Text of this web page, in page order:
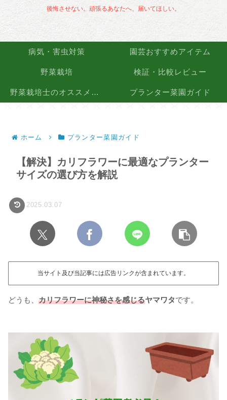
後悔させない。頑張るあなたへ、届いてほしい。
病気・害虫対策 園芸おすすめアイテム
野菜栽培 検証・比較レビュー
野菜栽培士のオススメ品種 プランター菜園ガイド
ホーム プランター菜園ガイド
【解決】カリフラワーに最適なプランター
サイズの選び方を解説
2025.03.07
当サイト及び当記事には広告リンクが含まれています。
どうも、 カリフラワーに神秘さを感じるヤマワタです。